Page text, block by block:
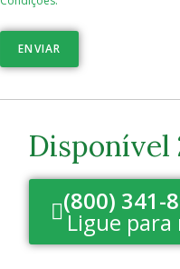
ENVIAR
(800) 341-
Ligue para